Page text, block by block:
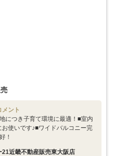
ント
につき子育て環境に最適！■室内
お使いです♪■ワイドバルコニー完
！
21近畿不動産販売東大阪店